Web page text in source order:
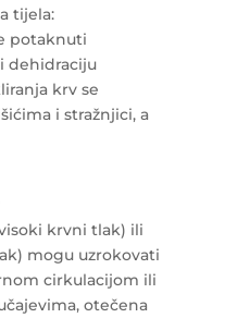
tijela:
potaknuti
dehidraciju
krv se
i stražnjici, a
krvni tlak) ili
mogu uzrokovati
cirkulacijom ili
otečena